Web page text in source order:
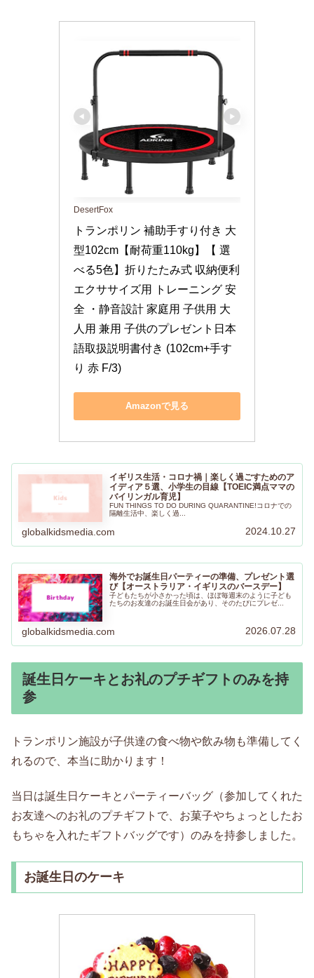
DesertFox
トランポリン 補助手すり付き 大
型102cm【耐荷重110kg】【 選
べる5色】折りたたみ式 収納便利
エクササイズ用 トレーニング 安
全 ・静音設計 家庭用 子供用 大
人用 兼用 子供のプレゼント日本
語取扱説明書付き (102cm+手す
り 赤 F/3)
Amazonで見る
イギリス生活・コロナ禍｜楽しく過ごすためのア
イディア５選、小学生の目線【TOEIC満点ママの
バイリンガル育児】
FUN THINGS TO DO DURING QUARANTINE!コロナでの
隔離生活中、楽しく過...
globalkidsmedia.com 2024.10.27
海外でお誕生日パーティーの準備、プレゼント選
び【オーストラリア・イギリスのバースデー】
子どもたちが小さかった頃は、ほぼ毎週末のように子ども
たちのお友達のお誕生日会があり、そのたびにプレゼ...
globalkidsmedia.com 2026.07.28
誕生日ケーキとお礼のプチギフトのみを持
参
トランポリン施設が子供達の食べ物や飲み物も準備してく
れるので、本当に助かります！
当日は誕生日ケーキとパーティーバッグ（参加してくれた
お友達へのお礼のプチギフトで、お菓子やちょっとしたお
もちゃを入れたギフトバッグです）のみを持参しました。
お誕生日のケーキ